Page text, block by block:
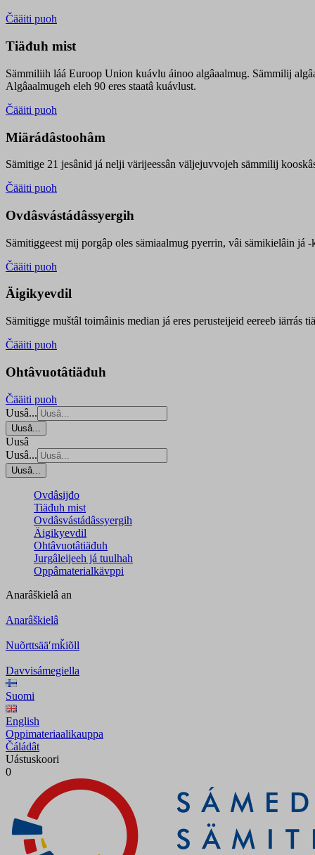
Čääiti puoh
Tiäđuh mist
Sämmiliih láá Euroop Union kuávlu áinoo algâaalmug. Sämmilij
Algâaalmugeh eleh 90 eres staatâ kuávlust.
Čääiti puoh
Miärádâstoohâm
Sämitige 21 jesânid já nelji värijeessân väljejuvvojeh sämmilij
Čääiti puoh
Ovdâsvástádâssyergih
Sämitiggeest mij porgâp oles sämiaalmug pyerrin, vâi sämikielâin já
Čääiti puoh
Äigikyevdil
Sämitigge muštâl toimâinis median já eres perusteijeid eereeb iärrás
Čääiti puoh
Ohtâvuotâtiäđuh
Čääiti puoh
Uusâ...
Uusâ...
Uusâ
Uusâ...
Uusâ...
Ovdâsijđo
Tiäđuh mist
Ovdâsvástádâssyergih
Äigikyevdil
Ohtâvuotâtiäđuh
Jurgâleijeeh já tuulhah
Oppâmaterialkävppi
Anarâškielâ an
Anarâškielâ
Nuõrttsääʹmǩiõll
Davvisámegiella
Suomi
English
Oppimateriaalikauppa
Čáládât
Uástuskoori
0